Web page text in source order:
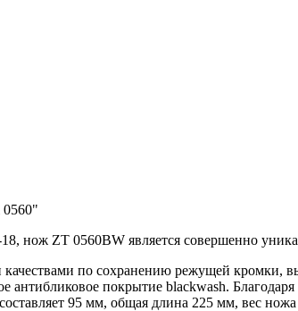
0560"
нож ZT 0560BW является совершенно
по сохранению режущей кромки,
покрытие blackwash.
95 мм, общая длина 225 мм, вес